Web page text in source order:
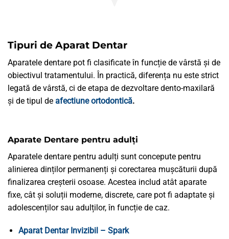
Tipuri de Aparat Dentar
Aparatele dentare pot fi clasificate în funcție de vârstă și de
obiectivul tratamentului. În practică, diferența nu este strict
legată de vârstă, ci de etapa de dezvoltare dento-maxilară
și de tipul de afectiune ortodontică.
Aparate Dentare pentru adulți
Aparatele dentare pentru adulți sunt concepute pentru
alinierea dinților permanenți și corectarea mușcăturii după
finalizarea creșterii osoase. Acestea includ atât aparate
fixe, cât și soluții moderne, discrete, care pot fi adaptate și
adolescenților sau adulților, în funcție de caz.
Aparat Dentar Invizibil – Spark